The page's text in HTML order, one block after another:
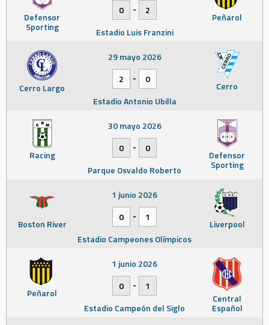
Defensor
Sporting
Peñarol
0
-
2
Estadio Luis Franzini
Cerro Largo Cerro
29 mayo 2026
2
-
0
Estadio Antonio Ubilla
Racing Defensor
Sporting
30 mayo 2026
0
-
0
Parque Osvaldo Roberto
Boston River Liverpool
1 junio 2026
0
-
1
Estadio Campeones Olímpicos
Peñarol Central
Español
1 junio 2026
0
-
1
Estadio Campeón del Siglo